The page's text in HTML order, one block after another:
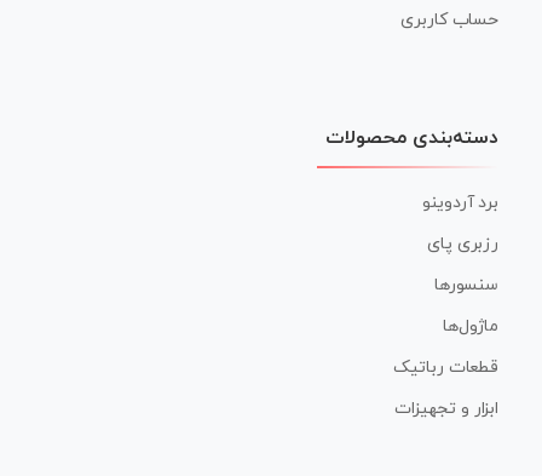
حساب کاربری
دسته‌بندی محصولات
برد آردوینو
رزبری پای
سنسورها
ماژول‌ها
قطعات رباتیک
ابزار و تجهیزات